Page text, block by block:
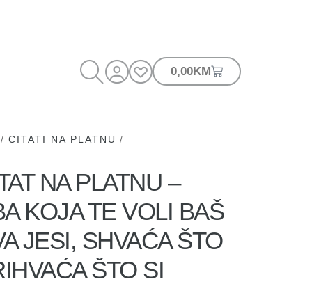
0,00KM
/ CITATI NA PLATNU /
NA PLATNU –
KOJA TE VOLI BAŠ
JESI, SHVAĆA ŠTO
ŠTO SI